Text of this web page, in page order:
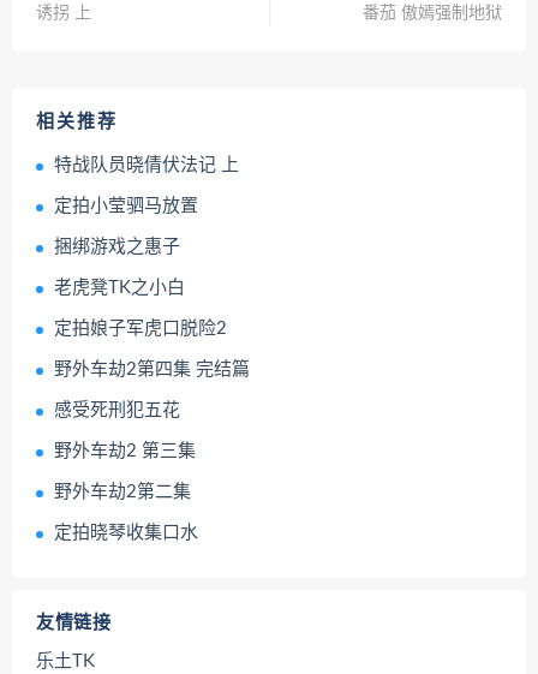
诱拐 上
番茄 傲嫣强制地狱
相关推荐
特战队员晓倩伏法记 上
定拍小莹驷马放置
捆绑游戏之惠子
老虎凳TK之小白
定拍娘子军虎口脱险2
野外车劫2第四集 完结篇
感受死刑犯五花
野外车劫2 第三集
野外车劫2第二集
定拍晓琴收集口水
友情链接
乐土TK